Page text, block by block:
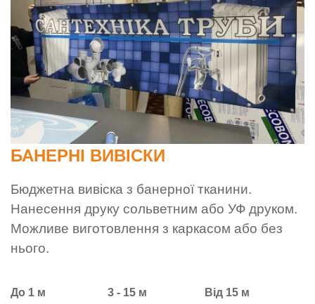
БАНЕРНІ ВИВІСКИ
Бюджетна вивіска з банерної тканини.
Нанесення друку сольветним або УФ друком.
Можливе виготовлення з каркасом або без
нього.
До 1 м
3 - 15 м
Від 15 м